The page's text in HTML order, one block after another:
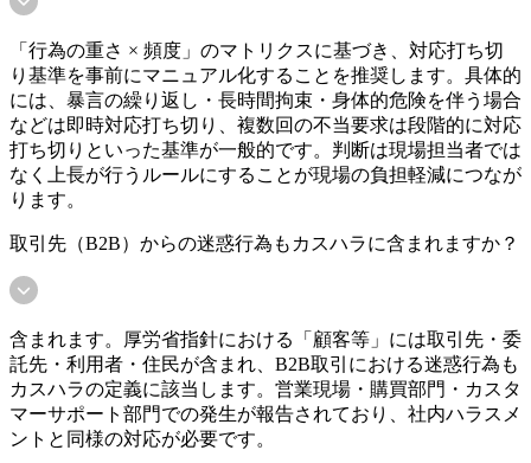
「行為の重さ × 頻度」のマトリクスに基づき、対応打ち切
り基準を事前にマニュアル化することを推奨します。具体的
には、暴言の繰り返し・長時間拘束・身体的危険を伴う場合
などは即時対応打ち切り、複数回の不当要求は段階的に対応
打ち切りといった基準が一般的です。判断は現場担当者では
なく上長が行うルールにすることが現場の負担軽減につなが
ります。
取引先（B2B）からの迷惑行為もカスハラに含まれますか？
含まれます。厚労省指針における「顧客等」には取引先・委
託先・利用者・住民が含まれ、B2B取引における迷惑行為も
カスハラの定義に該当します。営業現場・購買部門・カスタ
マーサポート部門での発生が報告されており、社内ハラスメ
ントと同様の対応が必要です。